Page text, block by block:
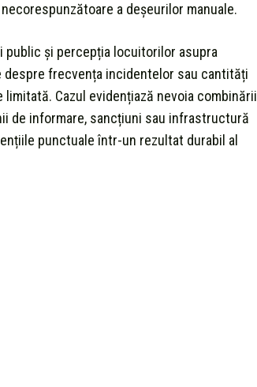
a deșeurilor manuale.
și percepția locuitorilor asupra
frecvența incidentelor sau cantități
Cazul evidențiază nevoia combinării
de informare, sancțiuni sau infrastructură
punctuale într-un rezultat durabil al